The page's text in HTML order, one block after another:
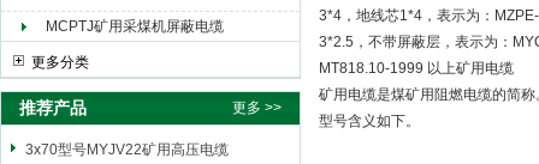
MCPTJ矿用采煤机屏蔽电缆
更多分类
推荐产品 更多 >>
3x70型号MYJV22矿用高压电缆
3*4，地线芯1*4，表示为：
3*2.5，不带屏蔽层，表示为：
MT818.10-1999 以上矿用电缆
矿用电缆是煤矿用阻燃电缆的简
型号含义如下。